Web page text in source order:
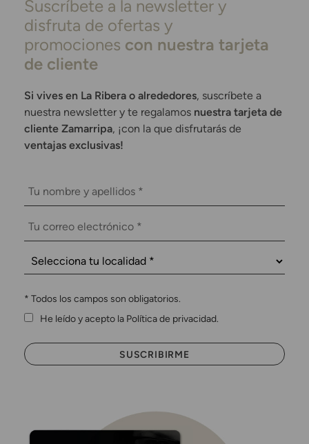
Suscríbete a la newsletter y
disfruta de ofertas y
promociones con nuestra tarjeta
de cliente
Si vives en La Ribera o alrededores, suscríbete a
nuestra newsletter y te regalamos nuestra tarjeta de
cliente Zamarripa, ¡con la que disfrutarás de
ventajas exclusivas!
* Todos los campos son obligatorios.
He leído y acepto la Política de privacidad.